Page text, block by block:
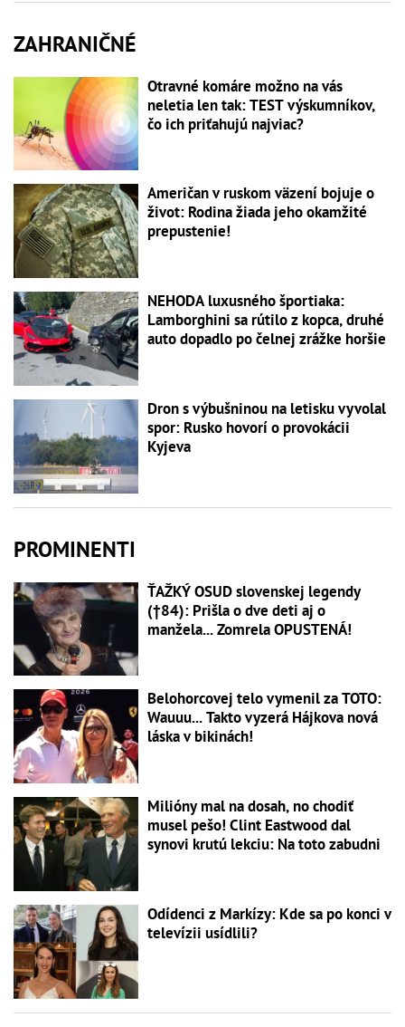
ZAHRANIČNÉ
Otravné komáre možno na vás
neletia len tak: TEST výskumníkov,
čo ich priťahujú najviac?
Američan v ruskom väzení bojuje o
život: Rodina žiada jeho okamžité
prepustenie!
NEHODA luxusného športiaka:
Lamborghini sa rútilo z kopca, druhé
auto dopadlo po čelnej zrážke horšie
Dron s výbušninou na letisku vyvolal
spor: Rusko hovorí o provokácii
Kyjeva
PROMINENTI
ŤAŽKÝ OSUD slovenskej legendy
(†84): Prišla o dve deti aj o
manžela... Zomrela OPUSTENÁ!
Belohorcovej telo vymenil za TOTO:
Wauuu... Takto vyzerá Hájkova nová
láska v bikinách!
Milióny mal na dosah, no chodiť
musel pešo! Clint Eastwood dal
synovi krutú lekciu: Na toto zabudni
Odídenci z Markízy: Kde sa po konci v
televízii usídlili?